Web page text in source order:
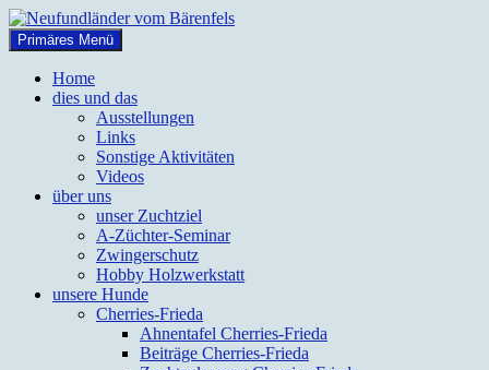
Zum
Inhalt
springen
Neufundländer vom Bärenfels
Suchen
Primäres Menü
Home
dies und das
Ausstellungen
Links
Sonstige Aktivitäten
Videos
über uns
unser Zuchtziel
A-Züchter-Seminar
Zwingerschutz
Hobby Holzwerkstatt
unsere Hunde
Cherries-Frieda
Ahnentafel Cherries-Frieda
Beiträge Cherries-Frieda